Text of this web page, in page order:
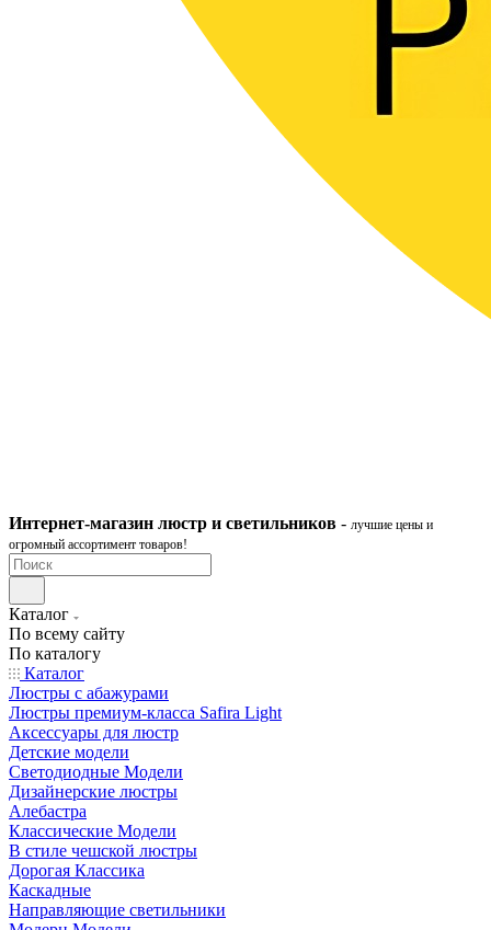
Интернет-магазин люстр и светильников - лучшие цены и
огромный ассортимент товаров!
Каталог
По всему сайту
По каталогу
Каталог
Люстры с абажурами
Люстры премиум-класса Safira Light
Аксессуары для люстр
Детские модели
Светодиодные Модели
Дизайнерские люстры
Алебастра
Классические Модели
В стиле чешской люстры
Дорогая Классика
Каскадные
Направляющие светильники